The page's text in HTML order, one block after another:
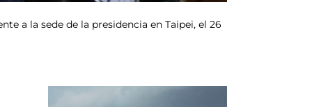
a la sede de la presidencia en Taipei, el 26